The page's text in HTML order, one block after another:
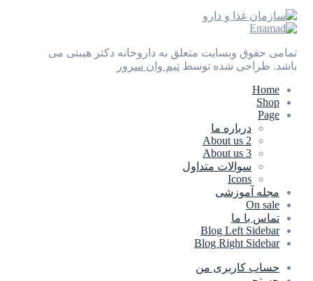
تمامی حقوق وبسایت متعلق به داروخانه دکتر هیبتی می
باشد. طراحی شده توسط تیم وان سرور
Home
Shop
Page
درباره ما
About us 2
About us 3
سوالات متداول
Icons
مجله آموزشی
On sale
تماس با ما
Blog Left Sidebar
Blog Right Sidebar
حساب کاربری من